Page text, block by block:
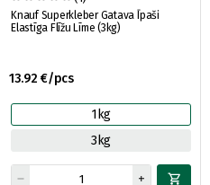
Knauf Superkleber Gatava Īpaši
Elastīga Flīžu Līme (3kg)
13.92 €/pcs
1kg
3kg